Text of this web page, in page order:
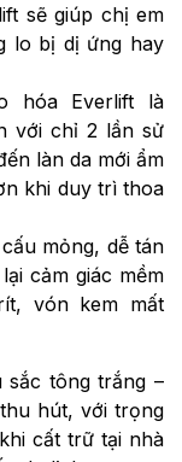
sẽ giúp chị em
lo bị dị ứng hay
hóa Everlift là
với chỉ 2 lần sử
làn da mới ẩm
khi duy trì thoa
mỏng, dễ tán
cảm giác mềm
vón kem mất
sắc tông trắng –
hút, với trọng
cất trữ tại nhà